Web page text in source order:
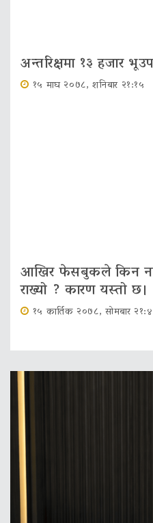
अन्तरिक्षमा १३ हजार
१५ माघ २०७८, शनिबार २१:१५
आखिर फेसबुकले किन
राख्यो ? कारण यस्तो छ।
१५ कार्तिक २०७८, सोमबार